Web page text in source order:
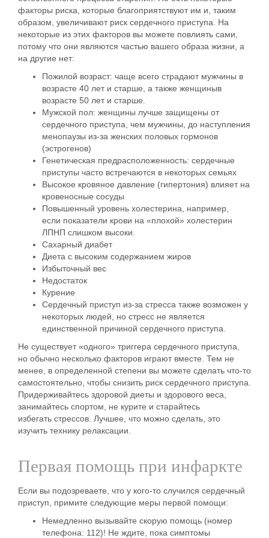
факторы риска, которые благоприятствуют им и, таким
образом, увеличивают риск сердечного приступа . На
некоторые из этих факторов вы можете повлиять сами,
потому что они являются частью вашего образа жизни, а
на другие нет:
Пожилой возраст: чаще всего страдают мужчины в
возрасте 40 лет и старше, а также женщиныв
возрасте 50 лет и старше.
Мужской пол: женщины лучше защищены от
сердечного приступа, чем мужчины, до наступления
менопаузы из-за женских половых гормонов
(эстрогенов)
Генетическая предрасположенность: сердечные
приступы часто встречаются в некоторых семьях
Высокое кровяное давление (гипертония) влияет на
кровеносные сосуды
Повышенный уровень холестерина, например,
если показатели крови на «плохой» холестерин
ЛПНП слишком высоки.
Сахарный диабет
Диета с высоким содержанием жиров
Избыточный вес
Недостаток
Курение
Сердечный приступ из-за стресса также возможен у
некоторых людей, но стресс не является
единственной причиной сердечного приступа
Не существует «одного» триггера сердечного приступа
но обычно несколько факторов играют вместе. Тем не
менее, в определенной степени вы можете сделать что-то
самостоятельно, чтобы снизить риск сердечного приступа
Придерживайтесь здоровой диеты и здорового веса,
занимайтесь спортом, не курите и старайтесь
избегать стрессов. Лучшее, что можно сделать, это
изучить технику релаксации.
Первая помощь при инфаркте
Если вы подозреваете, что у кого-то случился сердечный
приступ , примите следующие меры первой помощи:
Немедленно вызывайте скорую помощь (номер
телефона: 112)! Не ждите, пока симптомы